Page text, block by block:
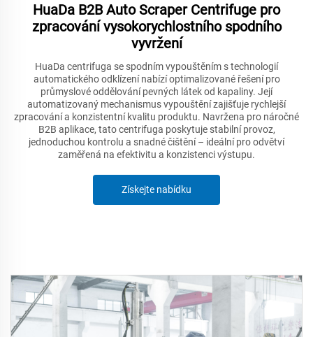
HuaDa B2B Auto Scraper Centrifuge pro
zpracování vysokorychlostního spodního
vyvržení
HuaDa centrifuga se spodním vypouštěním s technologií
automatického odklízení nabízí optimalizované řešení pro
průmyslové oddělování pevných látek od kapaliny. Její
automatizovaný mechanismus vypouštění zajišťuje rychlejší
zpracování a konzistentní kvalitu produktu. Navržena pro náročné
B2B aplikace, tato centrifuga poskytuje stabilní provoz,
jednoduchou kontrolu a snadné čištění – ideální pro odvětví
zaměřená na efektivitu a konzistenci výstupu.
Získejte nabídku